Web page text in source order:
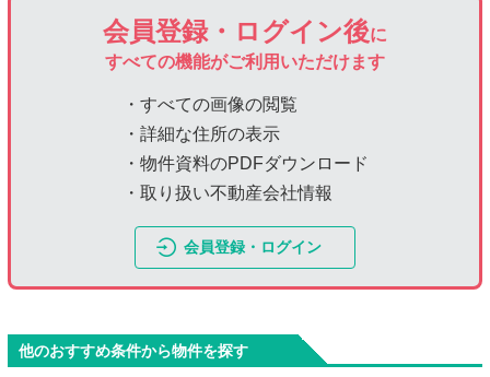
会員登録・ログイン後に
すべての機能がご利用いただけます
・すべての画像の閲覧
・詳細な住所の表示
・物件資料のPDFダウンロード
・取り扱い不動産会社情報
会員登録・ログイン
他のおすすめ条件から物件を探す